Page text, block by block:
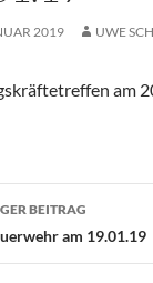
2019 UWE
am
BEITRAG
am 19.01.19